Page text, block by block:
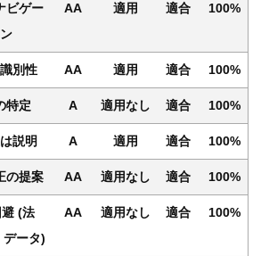
ビゲー
AA 適用 適合 100%
別性 AA 適用 適合 100%
特定 A 適用なし 適合 100%
説明 A 適用 適合 100%
の提案 AA 適用なし 適合 100%
(法
データ)
AA 適用なし 適合 100%